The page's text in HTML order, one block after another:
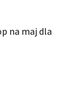
na maj dla